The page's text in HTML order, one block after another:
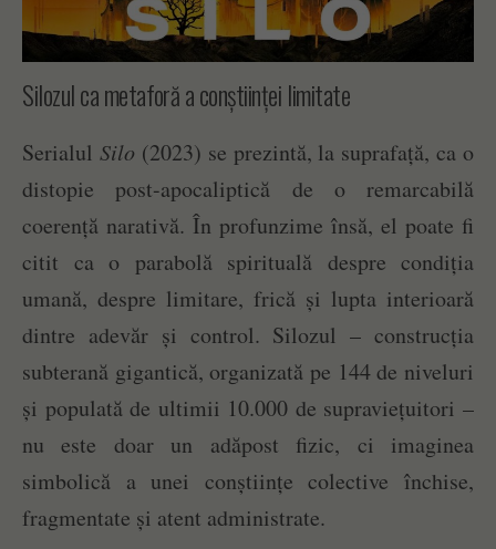
Silozul ca metaforă a conștiinței limitate
Serialul Silo (2023) se prezintă, la suprafață, ca o
distopie post-apocaliptică de o remarcabilă
coerență narativă. În profunzime însă, el poate fi
citit ca o parabolă spirituală despre condiția
umană, despre limitare, frică și lupta interioară
dintre adevăr și control. Silozul – construcția
subterană gigantică, organizată pe 144 de niveluri
și populată de ultimii 10.000 de supraviețuitori –
nu este doar un adăpost fizic, ci imaginea
simbolică a unei conștiințe colective închise,
fragmentate și atent administrate.